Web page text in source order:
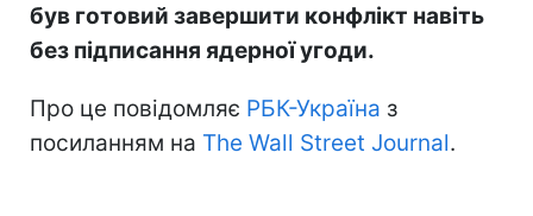
був готовий завершити конфлікт навіть
без підписання ядерної угоди.
Про це повідомляє РБК-Україна з
посиланням на The Wall Street Journal.